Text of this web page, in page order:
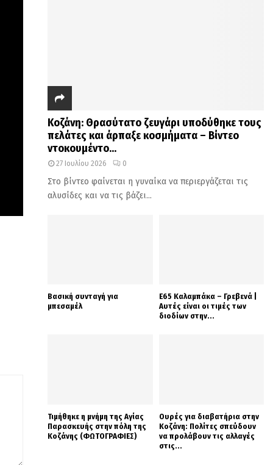
Κοζάνη: Θρασύτατο ζευγάρι υποδύθηκε τους
πελάτες και άρπαξε κοσμήματα – Βίντεο
ντοκουμέντο...
27 Ιουλίου 2026 0
Στο βίντεο φαίνεται η γυναίκα να περιεργάζεται τις
αλυσίδες και να τις βάζει...
Βασική συνταγή για
μπεσαμέλ
Ε65 Καλαμπάκα – Γρεβενά |
Αυτές είναι οι τιμές των
διοδίων στην...
Τιμήθηκε η μνήμη της Αγίας
Παρασκευής στην πόλη της
Κοζάνης (ΦΩΤΟΓΡΑΦΙΕΣ)
Ουρές για διαβατήρια στην
Κοζάνη: Πολίτες σπεύδουν
να προλάβουν τις αλλαγές
στις...